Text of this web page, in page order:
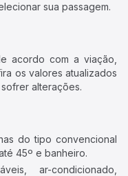
sua passagem.
acordo com a viação,
os valores atualizados
alterações.
do tipo convencional
45º e banheiro.
ar-condicionado,